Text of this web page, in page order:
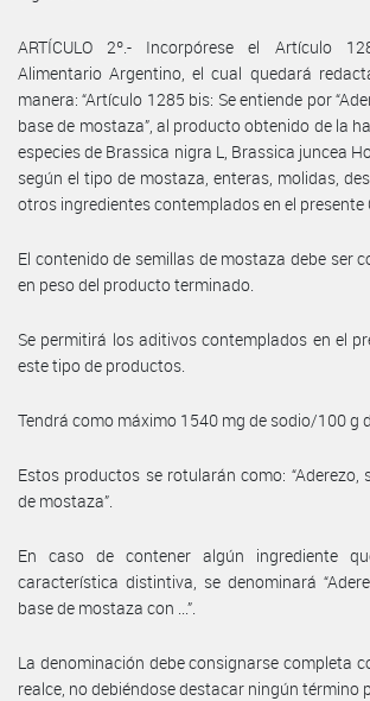
ARTÍCULO 2º.- Incorpórese el Artículo
Alimentario Argentino, el cual quedará
manera: “Artículo 1285 bis: Se entiende por
base de mostaza”, al producto obtenido de la
especies de Brassica nigra L, Brassica juncea
según el tipo de mostaza, enteras, molidas,
otros ingredientes contemplados en el presente
El contenido de semillas de mostaza debe ser
en peso del producto terminado.
Se permitirá los aditivos contemplados en el
este tipo de productos.
Tendrá como máximo 1540 mg de sodio/100 g
Estos productos se rotularán como: “Aderezo,
de mostaza”.
En caso de contener algún ingrediente
característica distintiva, se denominará
base de mostaza con ...”.
La denominación debe consignarse completa
realce, no debiéndose destacar ningún término